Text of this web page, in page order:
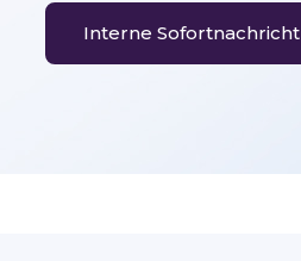
Interne Sofortnachricht